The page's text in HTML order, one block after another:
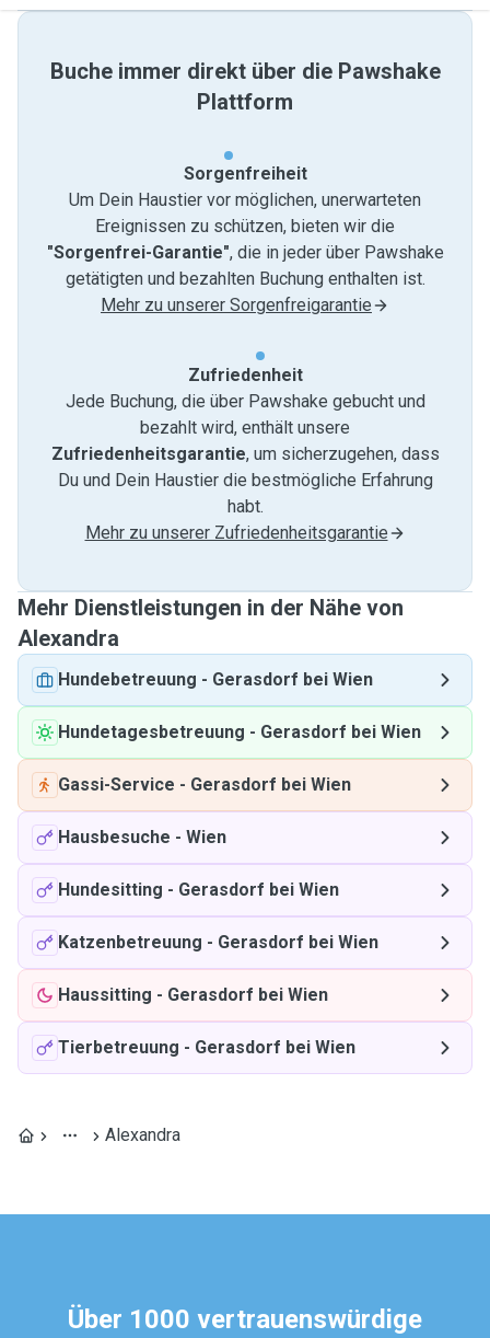
Buche immer direkt über die Pawshake
Plattform
Sorgenfreiheit
Um Dein Haustier vor möglichen, unerwarteten
Ereignissen zu schützen, bieten wir die
"Sorgenfrei-Garantie", die in jeder über Pawshake
getätigten und bezahlten Buchung enthalten ist.
Mehr zu unserer Sorgenfreigarantie
Zufriedenheit
Jede Buchung, die über Pawshake gebucht und
bezahlt wird, enthält unsere
Zufriedenheitsgarantie, um sicherzugehen, dass
Du und Dein Haustier die bestmögliche Erfahrung
habt.
Mehr zu unserer Zufriedenheitsgarantie
Mehr Dienstleistungen in der Nähe von
Alexandra
Hundebetreuung - Gerasdorf bei Wien
Hundetagesbetreuung - Gerasdorf bei Wien
Gassi-Service - Gerasdorf bei Wien
Hausbesuche - Wien
Hundesitting - Gerasdorf bei Wien
Katzenbetreuung - Gerasdorf bei Wien
Haussitting - Gerasdorf bei Wien
Tierbetreuung - Gerasdorf bei Wien
Alexandra
Über 1000 vertrauenswürdige